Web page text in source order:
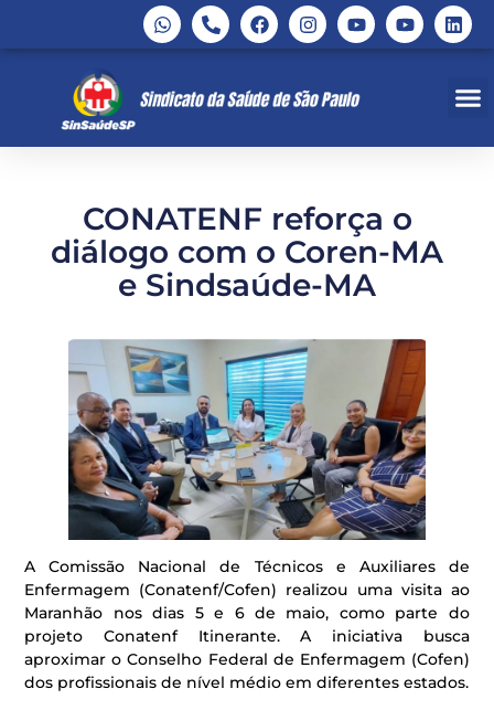
CONATENF reforça o
diálogo com o Coren-MA
e Sindsaúde-MA
A Comissão Nacional de Técnicos e Auxiliares de
Enfermagem (Conatenf/Cofen) realizou uma visita ao
Maranhão nos dias 5 e 6 de maio, como parte do
projeto Conatenf Itinerante. A iniciativa busca
aproximar o Conselho Federal de Enfermagem (Cofen)
dos profissionais de nível médio em diferentes estados.